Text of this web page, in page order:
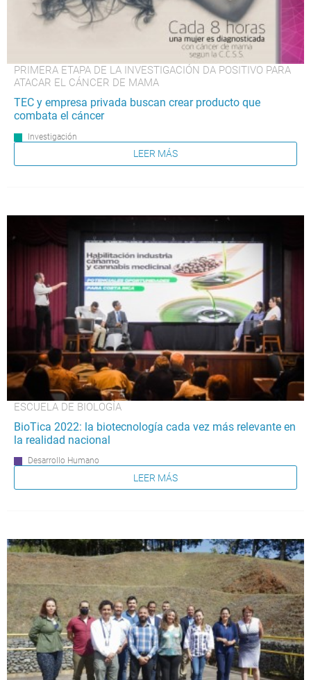
PRIMERA ETAPA DE LA INVESTIGACIÓN DA POSITIVO PARA
ATACAR EL CÁNCER DE MAMA
TEC y empresa privada buscan crear producto que
combata el cáncer
Investigación
LEER MÁS
ESCUELA DE BIOLOGÍA
BioTica 2022: la biotecnología cada vez más relevante en
la realidad nacional
Desarrollo Humano
LEER MÁS